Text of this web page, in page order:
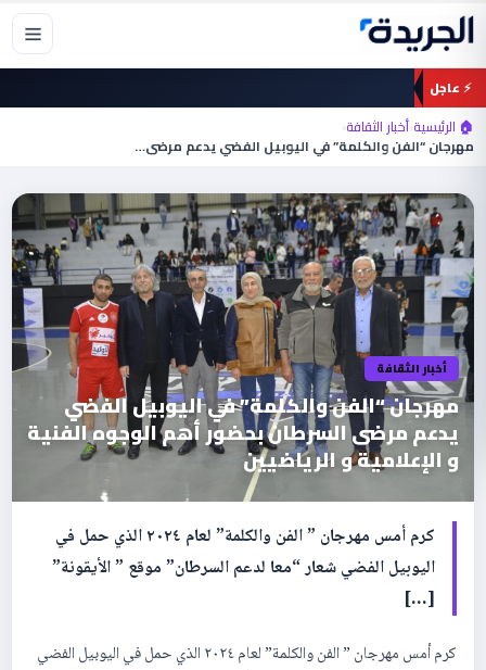
تخطي
المحتوى
⚡ عاجل
🏠 الرئيسية›أخبار الثقافة›
مهرجان “الفن والكلمة” في اليوبيل الفضي يدعم مرضى…
أخبار الثقافة
مهرجان “الفن والكلمة” في اليوبيل الفضي
يدعم مرضى السرطان بحضور أهم الوجوه الفنية
و الإعلامية و الرياضيين
كرم أمس مهرجان ” الفن والكلمة” لعام ٢٠٢٤ الذي حمل في
اليوبيل الفضي شعار “معا لدعم السرطان” موقع ” الأيقونة”
[…]
كرم أمس مهرجان ” الفن والكلمة” لعام ٢٠٢٤ الذي حمل في اليوبيل الفضي